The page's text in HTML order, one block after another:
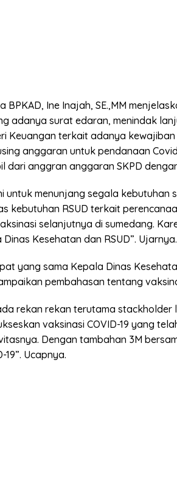
BPKAD, Ine Inajah, SE.,MM
adanya surat edaran, menindak
Keuangan terkait adanya
anggaran untuk pendanaan
dari anggran anggaran SKPD
untuk menunjang segala
kebutuhan RSUD terkait
selanjutnya di sumedang.
Dinas Kesehatan dan RSUD”. Ujarnya.
yang sama Kepala Dinas
pembahasan tentang
rekan rekan terutama
vaksinasi COVID-19 yang
Dengan tambahan 3M
19”. Ucapnya.